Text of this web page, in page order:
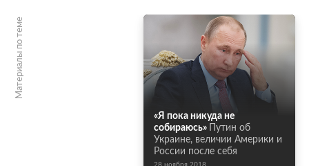
Материалы по теме
«Я пока никуда не
собираюсь»
Путин об
Украине, величии Америки и
России после себя
28 ноября 2018